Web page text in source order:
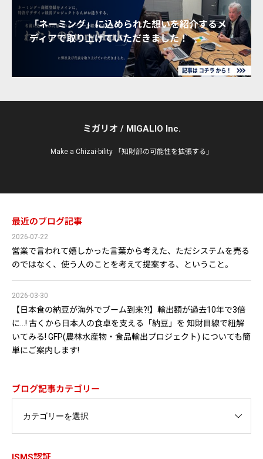
「ネーミング」に込められた想いを紹介するメ
ディアで取り上げていただきました！
ミガリオ / MIGALIO Inc.
Make a Chizai-bility 「知財部の可能性を拡張する」
最近のブログ記事
営業で言われて嬉しかった言葉から考えた、ただシステムを売る
のではなく、使う人のことを考えて提案する、ということ。
2026-07-22
【日本食の納豆が海外でブーム到来?!】輸出額が過去10年で3倍
に…! 古くから日本人の食卓を支える「納豆」を 知財目線で紐解
いてみる! GFP(農林水産物・食品輸出プロジェクト) についても簡
単にご案内します!
2026-03-30
ブログ記事カテゴリー